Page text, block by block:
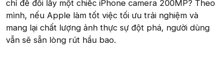
chỉ để đổi lấy một chiếc iPhone camera 200MP? Theo
mình, nếu Apple làm tốt việc tối ưu trải nghiệm và
mang lại chất lượng ảnh thực sự đột phá, người dùng
vẫn sẽ sẵn lòng rút hầu bao.